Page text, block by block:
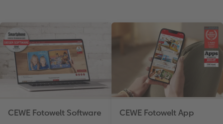
CEWE Fotowelt Software CEWE Fotowelt App